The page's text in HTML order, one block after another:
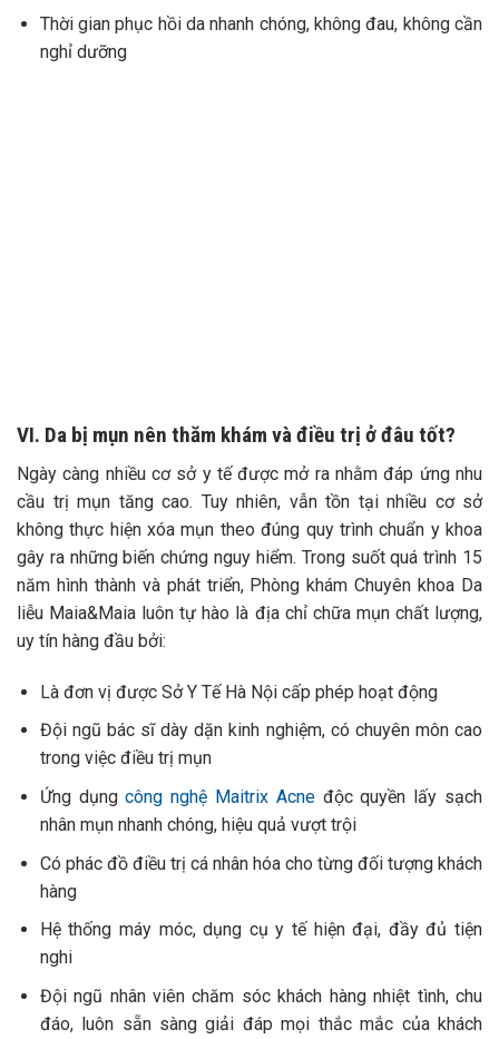
Thời gian phục hồi da nhanh chóng, không đau, không cần
nghỉ dưỡng
VI. Da bị mụn nên thăm khám và điều trị ở đâu tốt?
Ngày càng nhiều cơ sở y tế được mở ra nhằm đáp ứng nhu
cầu trị mụn tăng cao. Tuy nhiên, vẫn tồn tại nhiều cơ sở
không thực hiện xóa mụn theo đúng quy trình chuẩn y khoa
gây ra những biến chứng nguy hiểm. Trong suốt quá trình 15
năm hình thành và phát triển, Phòng khám Chuyên khoa Da
liễu Maia&Maia luôn tự hào là địa chỉ chữa mụn chất lượng,
uy tín hàng đầu bởi:
Là đơn vị được Sở Y Tế Hà Nội cấp phép hoạt động
Đội ngũ bác sĩ dày dặn kinh nghiệm, có chuyên môn cao
trong việc điều trị mụn
Ứng dụngcông nghệ Maitrix Acneđộc quyền lấy sạch
nhân mụn nhanh chóng, hiệu quả vượt trội
Có phác đồ điều trị cá nhân hóa cho từng đối tượng khách
hàng
Hệ thống máy móc, dụng cụ y tế hiện đại, đầy đủ tiện
nghi
Đội ngũ nhân viên chăm sóc khách hàng nhiệt tình, chu
đáo, luôn sẵn sàng giải đáp mọi thắc mắc của khách